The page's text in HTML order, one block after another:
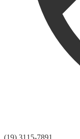
(19) 3115-7891